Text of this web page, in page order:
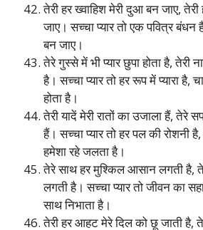
तेरी हर ख्वाहिश मेरी दुआ बन जाए,
जाए। सच्चा प्यार तो एक पवित्र बंधन
बन जाए।
तेरे गुस्से में भी प्यार छुपा होता है, तेरी
है। सच्चा प्यार तो हर रूप में प्यारा है,
होता है।
तेरी यादें मेरी रातों का उजाला हैं,
हैं। सच्चा प्यार तो हर पल की रोशनी
हमेशा रहे जलता है।
तेरे साथ हर मुश्किल आसान लगती है, तेरे
लगती है। सच्चा प्यार तो जीवन का
साथ निभाता है।
तेरी हर आहट मेरे दिल को छू जाती है,